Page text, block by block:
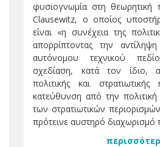
φυσιογνωμία στη θεωρητική
Clausewitz, ο οποίος
είναι «η συνέχεια της
απορρίπτοντας την
αυτόνομου τεχνικού
σχεδίαση, κατά τον ίδιο,
πολιτικής και
κατεύθυνση από την
των στρατιωτικών
πρότεινε αυστηρό διαχωρισμό